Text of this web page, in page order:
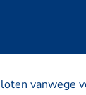
vanwege